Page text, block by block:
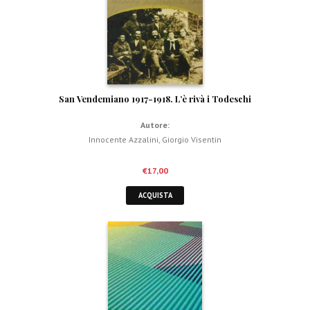
San Vendemiano 1917-1918. L’è rivà i Todeschi
Autore:
Innocente Azzalini, Giorgio Visentin
€17,00
ACQUISTA